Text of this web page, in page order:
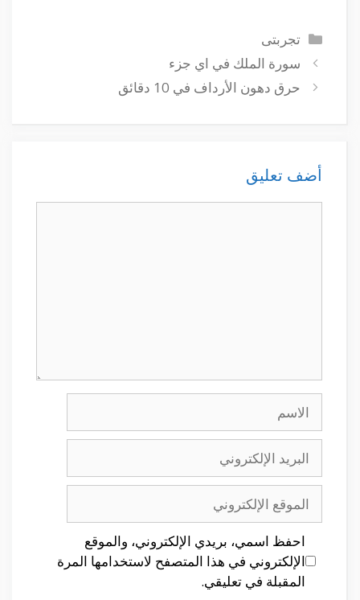
التصنيفات
تجربتى
سورة الملك في اي جزء
حرق دهون الأرداف في 10 دقائق
أضف تعليق
الإلكتروني
الإلكتروني
احفظ اسمي، بريدي الإلكتروني، والموقع
الإلكتروني في هذا المتصفح لاستخدامها المرة
المقبلة في تعليقي.